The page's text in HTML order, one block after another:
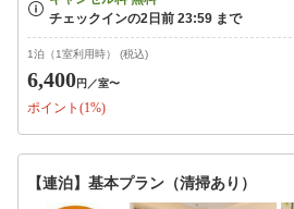
1泊（1室利用時） (税込)
6,400円 ／室〜
ポイント(1%)
【連泊】基本プラン（清掃あり）